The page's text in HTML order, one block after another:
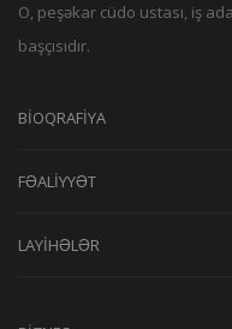
O, peşəkar cüdo ustası, iş
başçısıdır.
BİOQRAFİYA
FƏALİYYƏT
LAYİHƏLƏR